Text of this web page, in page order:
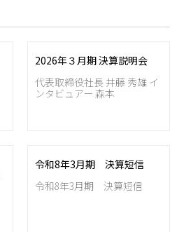
2026年３月期 決算説明会
代表取締役社長 井藤 秀雄 イ
ンタビュアー 森本
令和8年3月期 決算短信
令和8年3月期 決算短信